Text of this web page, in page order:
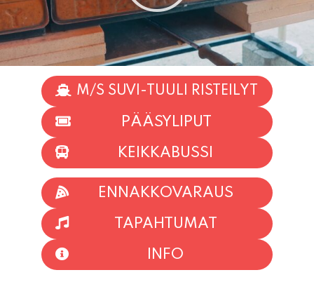
M/S SUVI-TUULI RISTEILYT
PÄÄSYLIPUT
KEIKKABUSSI
ENNAKKOVARAUS
TAPAHTUMAT
INFO